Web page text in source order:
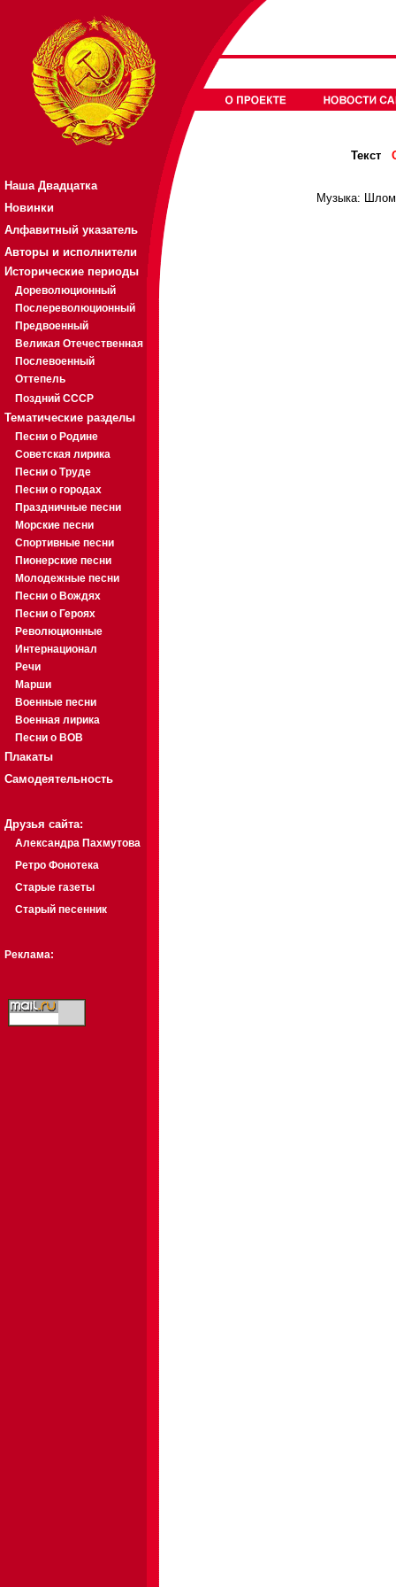
Наша Двадцатка
Новинки
Алфавитный указатель
Авторы и исполнители
Исторические периоды
Дореволюционный
Послереволюционный
Предвоенный
Великая Отечественная
Послевоенный
Оттепель
Поздний СССР
Тематические разделы
Песни о Родине
Советская лирика
Песни о Труде
Песни о городах
Праздничные песни
Морские песни
Спортивные песни
Пионерские песни
Молодежные песни
Песни о Вождях
Песни о Героях
Революционные
Интернационал
Речи
Марши
Военные песни
Военная лирика
Песни о ВОВ
Плакаты
Самодеятельность
Друзья сайта:
Александра Пахмутова
Ретро Фонотека
Старые газеты
Старый песенник
Реклама:
Текст
Музыка: